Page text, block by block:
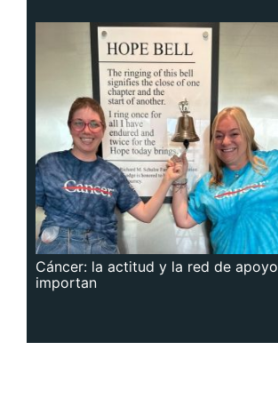
Cáncer: la actitud y la red de apoyo
importan